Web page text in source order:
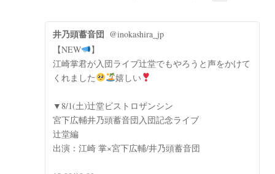
井乃頭蓄音団 @inokashira_jp
【NEW
】
江崎掌君が入団ライブ辻堂でもやろうと声をかけて
くれました
嬉しい
▼8/1(土)辻堂ビストロザンシン
宮下広輔井乃頭蓄音団入団記念ライブ
辻堂編
出演：江崎 掌×宮下広輔/井乃頭蓄音団